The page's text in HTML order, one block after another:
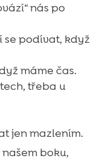
nás po
se podívat, když
máme čas.
třeba u
jen mazlením.
boku,